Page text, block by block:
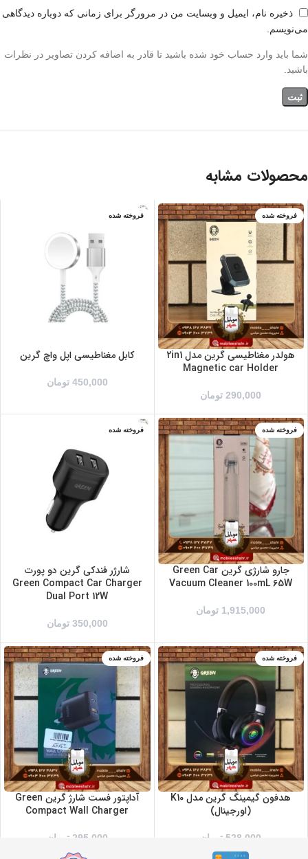
ذخیره نام، ایمیل و وبسایت من در مرورگر برای زمانی که دوباره دیدگاهی
می‌نویسم.
شما باید وارد حساب خود شده باشید تا قادر به اضافه کردن تصاویر در نظرات
باشید.
محصولات مشابه
فروخته شده
هولدر مغناطیسی گرین مدل 2in1
Magnetic car Holder
290,000 تومان
فروخته شده
کابل مغناطیسی اپل واچ گرین
450,000 تومان
فروخته شده
جارو شارژی گرین Green Car
Vacuum Cleaner 100mL 65W
1,915,000 تومان
فروخته شده
شارژر فندکی گرین دو پورت
Green Compact Car Charger
Dual Port 12W
350,000 تومان
فروخته شده
هدفون گیمینگ گرین مدل K10
(اورجینال)
528,000 تومان
فروخته شده
آداپتور فست شارژ گرین Green
Compact Wall Charger
295,000 تومان